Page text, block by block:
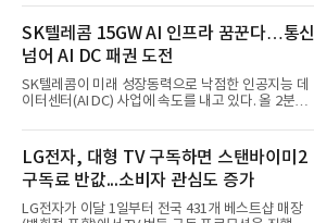
분야를
라 투자에 나서는 것과 달리, 카카오는 ‘카카오톡’이
라는 플랫폼 경쟁력을 활용한 AI 에이전트 서비스에
집중하는 전략이다. 과거 무리한 사업 확장 과정에서
겪었던 시행착오를 되풀이하지 않고 핵심 역량에 집
중하겠다는 취지로 풀이된다.7일 업계에 따르면 카카
오는 올해 2분기 연결 기준 매출 2조985억원, 영업이
익 2770억원을 기록했다. 전년 동기 대비 매출과 영업
은 4884억
SK텔레콤 15GW AI 인프라 꿈꾼다…통신
넘어 AI DC 패권 도전
SK텔레콤이 미래 성장동력으로 낙점한 인공지능 데
이터센터(AI DC) 사업에 속도를 내고 있다. 올 2분기
는 2035년까지 총 15GW(기가와트) 규모의 AI DC를
구축하겠다는 대형 청사진을 제시하면서다. 이에 따
라 경쟁 구도 역시 이동통신사인 KT, LG유플러스를
넘어 네이버, 삼성SDS 등 IT 인프라 기업으로 확장되
고 있다.7일 SK텔레콤에 따르면 회사는 올해 2분기
연결 기준 매출 4조 3591억원, 영업이익 5660억원을
LG전자, 대형 TV 구독하면 스탠바이미2
구독료 반값...소비자 관심도 증가
LG전자가 이달 1일부터 전국 431개 베스트샵 매장